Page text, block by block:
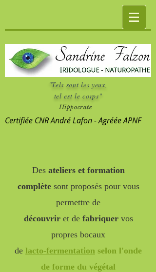
"Tels sont les yeux,
tel est le corps"
Hippocrate
Certifiée CNR André Lafon - Agréée APNF
Des ateliers et formation
complètesont proposés pour vous
permettre de
découvrir et de fabriquervos
propres bocaux
de lacto-fermentation selon l'onde
de forme du végétal